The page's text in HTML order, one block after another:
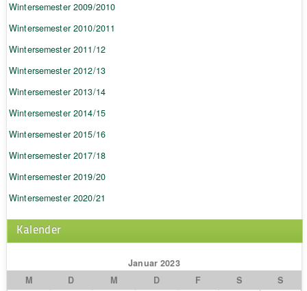
Wintersemester 2009/2010
Wintersemester 2010/2011
Wintersemester 2011/12
Wintersemester 2012/13
Wintersemester 2013/14
Wintersemester 2014/15
Wintersemester 2015/16
Wintersemester 2017/18
Wintersemester 2019/20
Wintersemester 2020/21
Kalender
Januar 2023
M
D M D F S
S